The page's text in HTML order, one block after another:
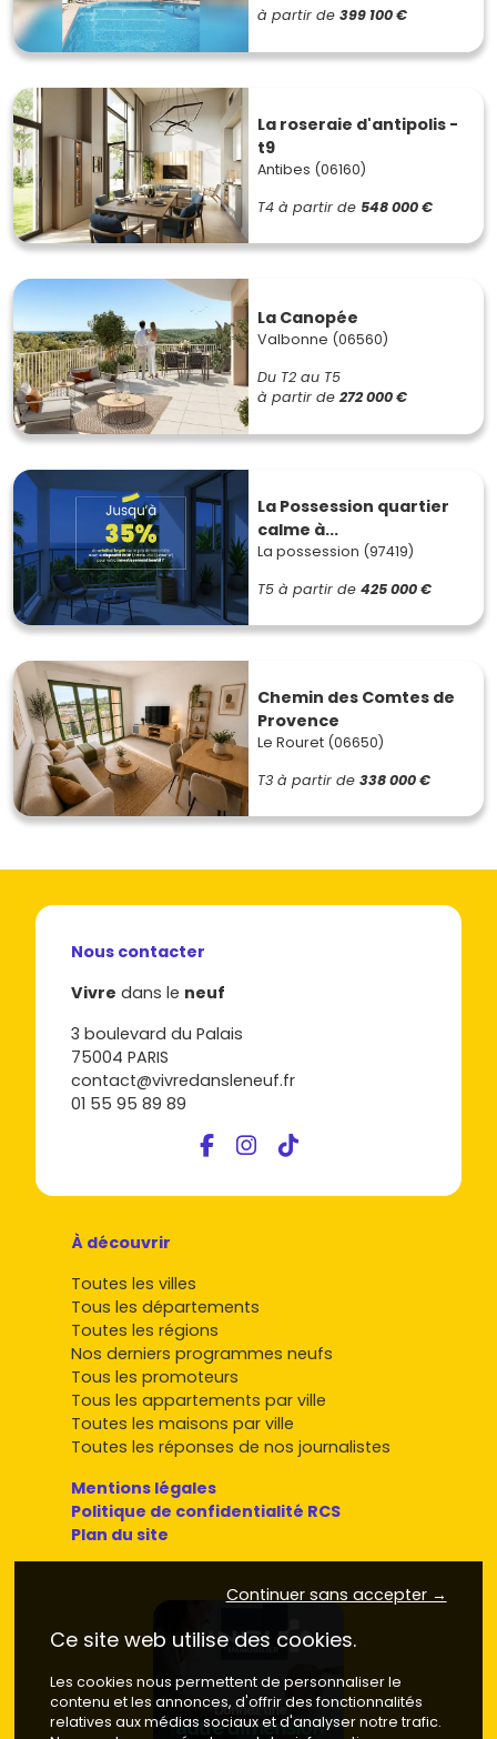
à partir de 399 100 €
La roseraie d'antipolis -
t9
Antibes (06160)
T4 à partir de 548 000 €
La Canopée
Valbonne (06560)
Du T2 au T5
à partir de 272 000 €
La Possession quartier
calme à...
La possession (97419)
T5 à partir de 425 000 €
Chemin des Comtes de
Provence
Le Rouret (06650)
T3 à partir de 338 000 €
Nous contacter
Vivre dans le neuf
3 boulevard du Palais
75004 PARIS
contact@vivredansleneuf.fr
01 55 95 89 89
À découvrir
Toutes les villes
Tous les départements
Toutes les régions
Nos derniers programmes neufs
Tous les promoteurs
Tous les appartements par ville
Toutes les maisons par ville
Toutes les réponses de nos journalistes
Mentions légales
Politique de confidentialité RCS
Plan du site
Continuer sans accepter →
Ce site web utilise des cookies.
Les cookies nous permettent de personnaliser le
contenu et les annonces, d'offrir des fonctionnalités
relatives aux médias sociaux et d'analyser notre trafic.